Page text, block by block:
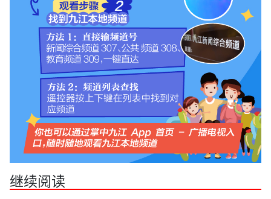
继续阅读